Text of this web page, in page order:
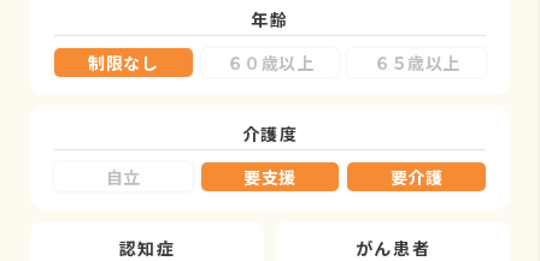
年齢
制限なし
６０歳以上 ６５歳以上
介護度
自立
要支援 要介護
認知症
がん患者